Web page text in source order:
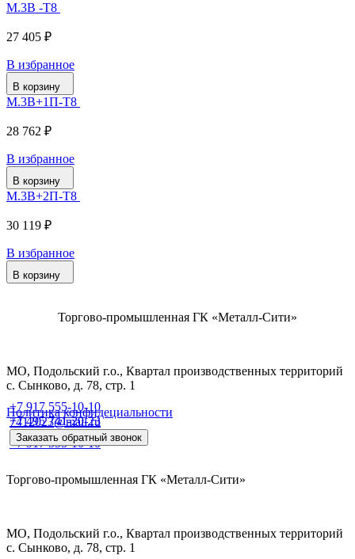
М.3В -Т8
27 405 ₽
В избранное
В корзину
М.3В+1П-Т8
28 762 ₽
В избранное
В корзину
М.3В+2П-Т8
30 119 ₽
В избранное
В корзину
Торгово-промышленная ГК «Металл-Сити»
МО, Подольский г.о., Квартал производственных территорий
с. Сынково, д. 78, стр. 1
Политика конфидециальности
+7 917 555-10-10
+7 495 741-20-23
+7 917 555-10-10
7412023@mail.ru
Заказать обратный звонок
Торгово-промышленная ГК «Металл-Сити»
МО, Подольский г.о., Квартал производственных территорий
с. Сынково, д. 78, стр. 1